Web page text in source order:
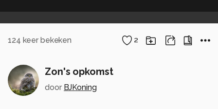
124 keer bekeken 2
Zon's opkomst
door BJKoning